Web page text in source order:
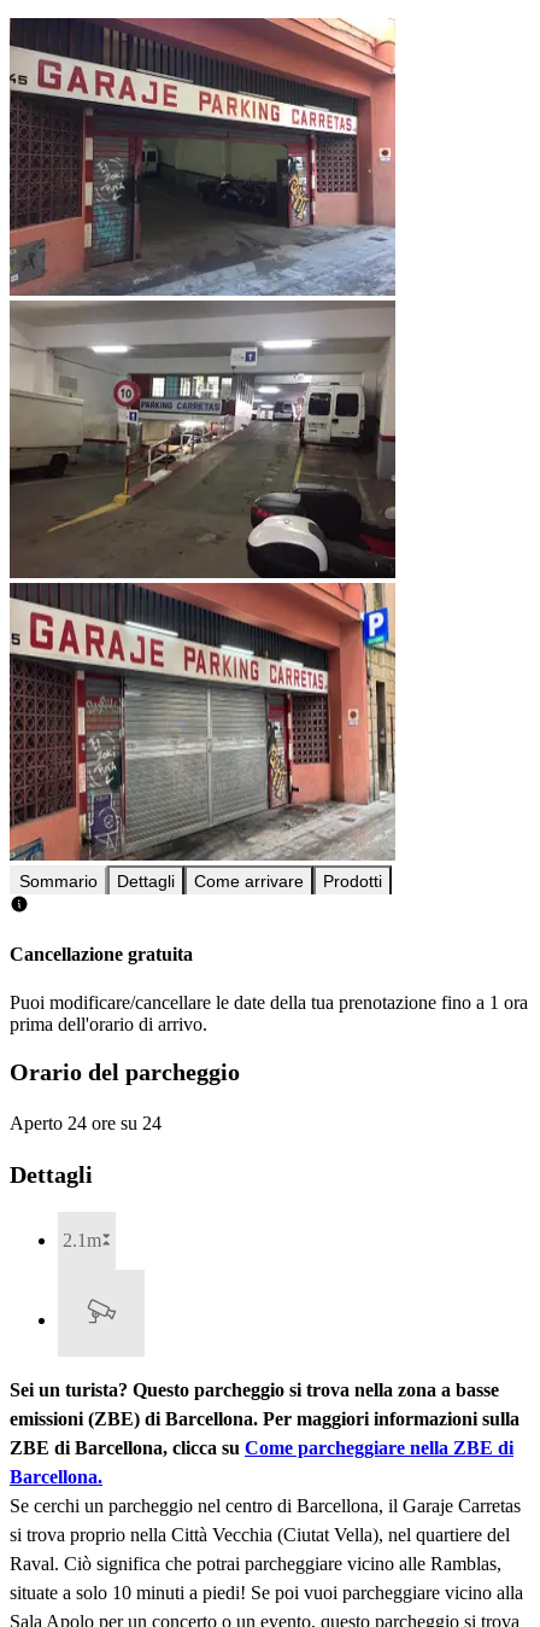
Sommario Dettagli Come arrivare Prodotti
Cancellazione gratuita
Puoi modificare/cancellare le date della tua prenotazione fino a 1 ora
prima dell'orario di arrivo.
Orario del parcheggio
Aperto 24 ore su 24
Dettagli
2.1m
Sei un turista? Questo parcheggio si trova nella zona a basse
emissioni (ZBE) di Barcellona. Per maggiori informazioni sulla
ZBE di Barcellona, clicca su Come parcheggiare nella ZBE di
Barcellona.
Se cerchi un parcheggio nel centro di Barcellona, il Garaje Carretas
si trova proprio nella Città Vecchia (Ciutat Vella), nel quartiere del
Raval. Ciò significa che potrai parcheggiare vicino alle Ramblas,
situate a solo 10 minuti a piedi! Se poi vuoi parcheggiare vicino alla
Sala Apolo per un concerto o un evento, questo parcheggio si trova